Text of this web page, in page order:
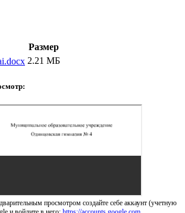
Размер
2.21 МБ
просмотром создайте себе аккаунт (учетную